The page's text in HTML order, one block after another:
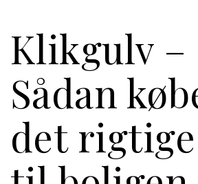
Klikgulv –
Sådan
det